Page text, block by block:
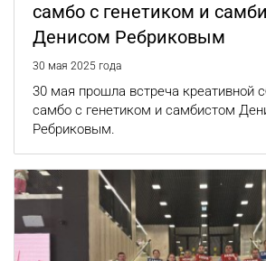
самбо с генетиком и
Денисом Ребриковым
30 мая 2025 года
30 мая прошла встреча креативной
самбо с генетиком и самбистом
Ребриковым.